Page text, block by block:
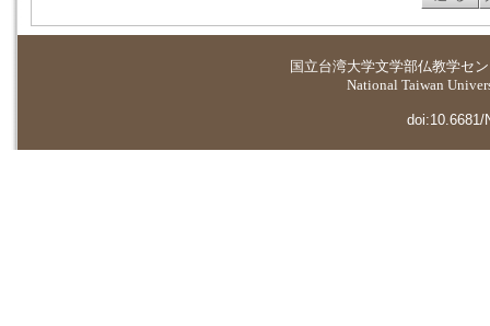
国立台湾大学文学部仏教学セ
National Taiwan
doi:10.6681/